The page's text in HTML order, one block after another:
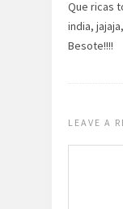
Que ricas
india,
Besote!!!!
LEAVE A